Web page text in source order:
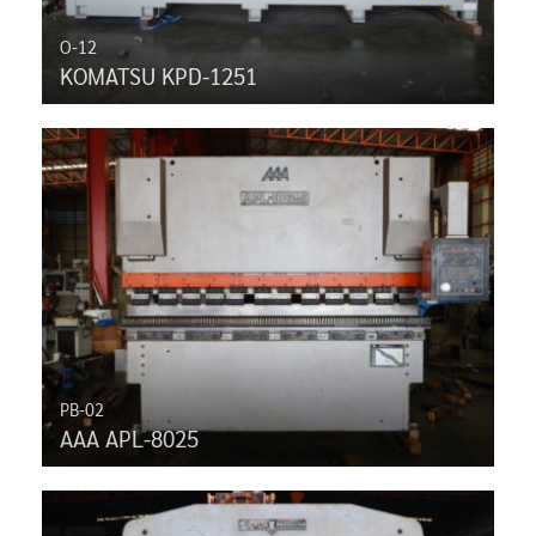
O-12
KOMATSU KPD-1251
PB-02
AAA APL-8025